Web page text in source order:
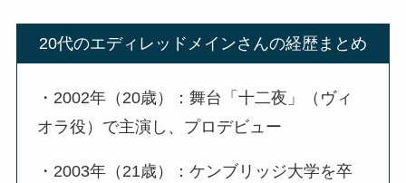
20代のエディレッドメインさんの経歴まとめ
・2002年（20歳）：舞台「十二夜」（ヴィ
オラ役）で主演し、プロデビュー
・2003年（21歳）：ケンブリッジ大学を卒